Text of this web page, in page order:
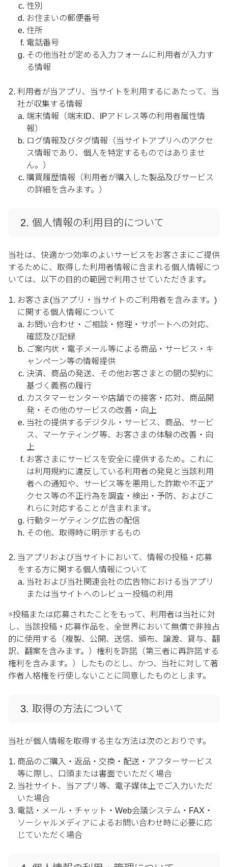
性別
お住まいの郵便番号
住所
電話番号
その他当社が定める入力フォームに利用者が入力す
る情報
利用者が当アプリ、当サイトを利用するにあたって、当
社が収集する情報
端末情報（端末ID、IPアドレス等の利用者属性情
報）
ログ情報及びタグ情報（当サイトアプリへのアクセ
ス情報であり、個人を特定するものではありませ
ん。）
購買履歴情報（利用者が購入した製品及びサービス
の詳細を含みます。）
2. 個人情報の利用目的について
当社は、快適かつ効率のよいサービスをお客さまにご提供
するために、取得した利用者情報に含まれる個人情報につ
いては、以下の目的の範囲で利用させていただきます。
お客さま(当アプリ・当サイトのご利用者を含みます。)
に関する個人情報について
お問い合わせ・ご相談・修理・サポートへの対応、
確認及び記録
ご案内状・電子メール等による商品・サービス・キ
ャンペーン等の情報提供
決済、商品の発送、その他お客さまとの間の契約に
基づく義務の履行
カスタマーセンターや店舗での接客・応対、商品開
発・その他のサービスの改善・向上
当社の提供するデジタル・サービス、商品、サービ
ス、マーケティング等、お客さまの体験の改善・向
上
お客さまにサービスを安全に提供するため。これに
は利用規約に違反している利用者の発見と当該利用
者への通知や、サービス等を悪用した詐欺や不正ア
クセス等の不正行為を調査・検出・予防、およびこ
れらに対応することが含まれます。
行動ターゲティング広告の配信
その他、取得時に明示するもの
当アプリおよび当サイトにおいて、情報の投稿・応募
をする方に関する個人情報について
当社および当社関連会社の広告物における当アプリ
または当サイトへのレビュー投稿の利用
※投稿または応募されたことをもって、利用者は当社に対
し、当該投稿・応募作品を、全世界において無償で非独占
的に使用する（複製、公開、送信、頒布、譲渡、貸与、翻
訳、翻案を含みます。）権利を許諾（第三者に再許諾する
権利を含みます。）したものとし、かつ、当社に対して著
作者人格権を行使しないことに同意したものとします。
3. 取得の方法について
当社が個人情報を取得する主な方法は次のとおりです。
商品のご購入・返品・交換・配送・アフターサービス
等に際し、口頭または書面でいただく場合
当社サイト、当アプリ等、電子媒体上でご入力いただ
いた場合
電話・メール・チャット・Web会議システム・FAX・
ソーシャルメディアによるお問い合わせ時に必要に応
じていただく場合